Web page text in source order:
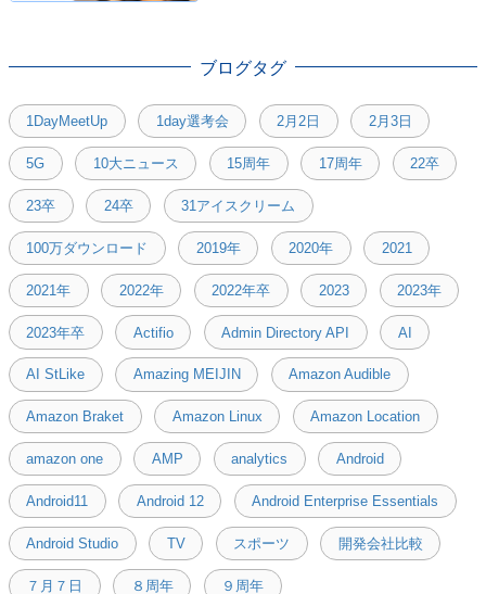
ブログタグ
1DayMeetUp 1day選考会 2月2日 2月3日
5G 10大ニュース 15周年 17周年 22卒
23卒 24卒 31アイスクリーム
100万ダウンロード 2019年 2020年 2021
2021年 2022年 2022年卒 2023 2023年
2023年卒 Actifio Admin Directory API AI
AI StLike Amazing MEIJIN Amazon Audible
Amazon Braket Amazon Linux Amazon Location
amazon one AMP analytics Android
Android11 Android 12 Android Enterprise Essentials
Android Studio TV スポーツ 開発会社比較
７月７日 ８周年 ９周年